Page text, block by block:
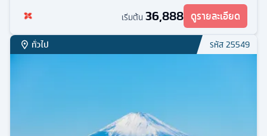
เริ่มต้น 36,888 ดูรายละเอียด
ทั่วไป รหัส25549